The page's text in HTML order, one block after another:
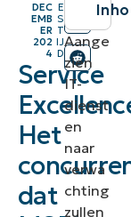
DEC
EMB
ER
202
4
E
S
T
IJ
D
Service
Het
dat
De
Aange
zien
IT-
dienst
en
naar
verwa
chting
zullen